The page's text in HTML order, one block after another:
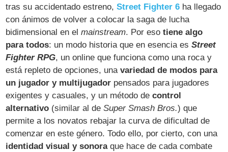
tras su accidentado estreno,Street Fighter 6 ha llegado
con ánimos de volver a colocar la saga de lucha
bidimensional en elmainstream. Por esotiene algo
para todos: un modo historia que en esencia esStreet
Fighter RPG, un online que funciona como una roca y
está repleto de opciones, unavariedad de modos para
un jugador y multijugador pensados para jugadores
exigentes y casuales, y un método decontrol
alternativo (similar al deSuper Smash Bros.) que
permite a los novatos rebajar la curva de dificultad de
comenzar en este género. Todo ello, por cierto, con una
identidad visual y sonoraque hace de cada combate